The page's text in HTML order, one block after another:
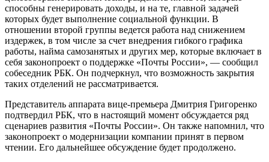
способны генерировать доходы, и на те, главной задачей
которых будет выполнение социальной функции. В
отношении второй группы ведется работа над снижением
издержек, в том числе за счет внедрения гибкого графика
работы, найма самозанятых и других мер, которые включает в
себя законопроект о поддержке «Почты России», — сообщил
собеседник РБК. Он подчеркнул, что возможность закрытия
таких отделений не рассматривается.
Представитель аппарата вице-премьера Дмитрия Григоренко
подтвердил РБК, что в настоящий момент обсуждается ряд
сценариев развития «Почты России». Он также напомнил, что
законопроект о модернизации компании принят в первом
чтении. Его дальнейшее обсуждение будет продолжено.